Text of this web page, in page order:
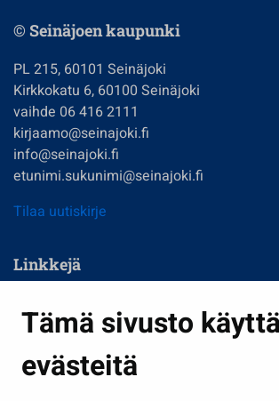
Tämä sivusto
evästeitä
© Seinäjoen kaupunki
PL 215, 60101 Seinäjoki
Kirkkokatu 6, 60100 Seinäjoki
vaihde 06 416 2111
kirjaamo@seinajoki.fi
info@seinajoki.fi
etunimi.sukunimi@seinajoki.fi
Tilaa uutiskirje
Linkkejä
Kasvatus ja opetus
Kulttuuri ja liikunta